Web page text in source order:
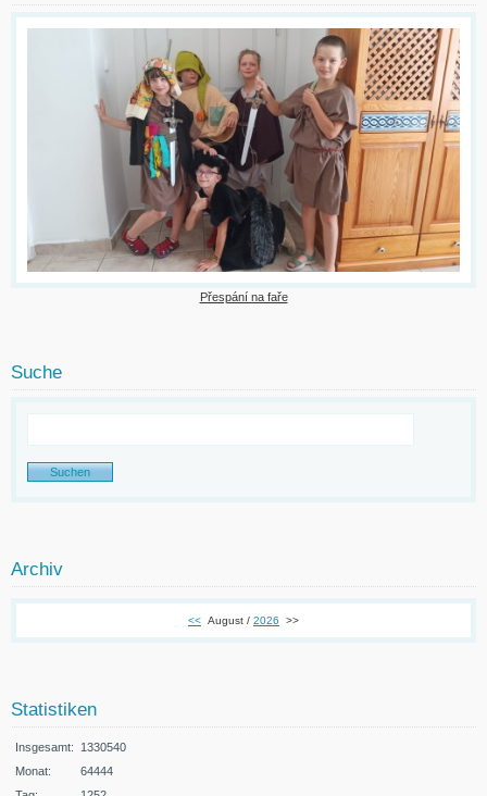
Přespání na faře
Suche
Archiv
<< August / 2026 >>
Statistiken
Insgesamt: 1330540
Monat:
64444